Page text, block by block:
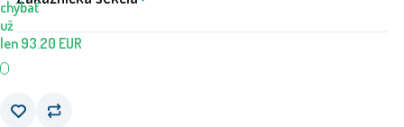
chýbať
už
len 93.20 EUR